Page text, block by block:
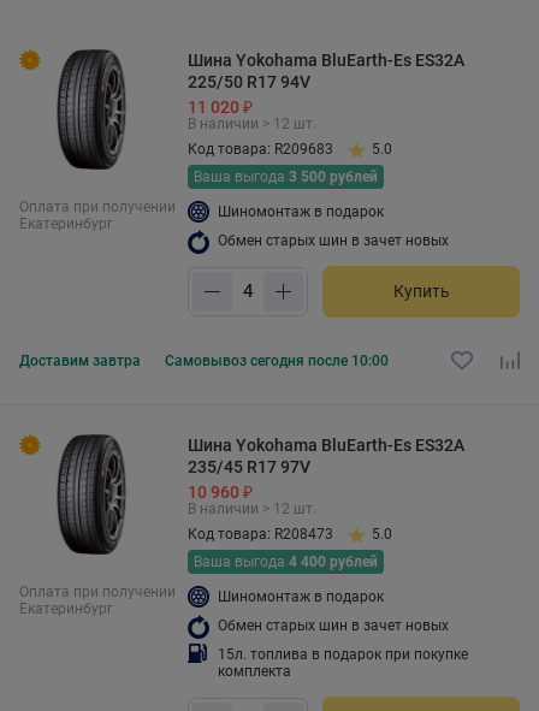
Оплата при получении
Екатеринбург
Шина Yokohama BluEarth-Es ES32A
225/50 R17 94V
11 020 ₽
В наличии > 12 шт.
Код товара: R209683
5.0
Ваша выгода 3 500 рублей
Шиномонтаж в подарок
Обмен старых шин в зачет новых
Купить
Доставим завтра Самовывоз сегодня после 10:00
Оплата при получении
Екатеринбург
Шина Yokohama BluEarth-Es ES32A
235/45 R17 97V
10 960 ₽
В наличии > 12 шт.
Код товара: R208473
5.0
Ваша выгода 4 400 рублей
Шиномонтаж в подарок
Обмен старых шин в зачет новых
15л. топлива в подарок при покупке
комплекта